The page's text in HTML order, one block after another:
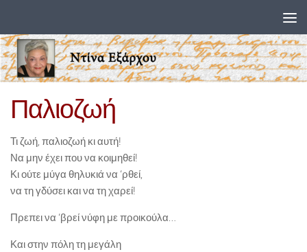
Παλιοζωή
Τι ζωή, παλιοζωή κι αυτή!
Να μην έχει που να κοιμηθεί!
Κι ούτε μύγα θηλυκιά να ‘ρθεί,
να τη γδύσει και να τη χαρεί!
Πρεπει να ‘βρεί νύφη με προικούλα…
Και στην πόλη τη μεγάλη